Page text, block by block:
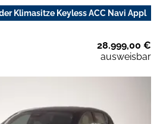
Klimasitze Keyless ACC Navi Appl
28.999,00 €
ausweisbar